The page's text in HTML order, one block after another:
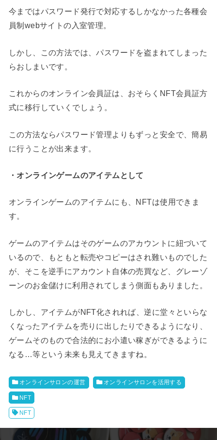
今まではパスワード発行で対応するしかなかった各種会
員制webサイトの入室管理。
しかし、この方法では、パスワードを盗まれてしまった
らおしまいです。
これからのオンライン会員証は、おそらくNFT会員証方
式に移行していくでしょう。
この方法ならパスワード管理よりもずっと安全で、簡易
に行うことが出来ます。
・オンラインゲームのアイテムとして
オンラインゲームのアイテムにも、NFTは使用できま
す。
ゲームのアイテムはそのゲームのアカウントに紐づいて
いるので、もともと転売やコピーはされ難いものでした
が、そこを逆手にアカウント自体の売買など、グレーゾ
ーンのお金儲けに利用されてしまう側面もありました。
しかし、アイテムがNFT化されれば、逆に堂々といらな
くなったアイテムを売りに出したりできるようになり、
ゲームそのもので合法的にお小遣い稼ぎができるように
なる…等という未来も見えてきますね。
オンラインサロンの運営 オンラインサロンを活用する
NFT
NFT